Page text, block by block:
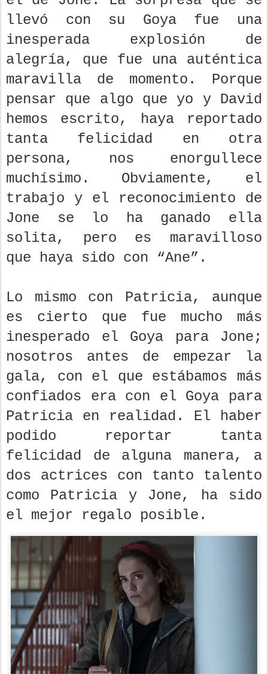
llevó con su Goya fue una
inesperada explosión de
alegría, que fue una auténtica
maravilla de momento. Porque
pensar que algo que yo y David
hemos escrito, haya reportado
tanta felicidad en otra
persona, nos enorgullece
muchísimo. Obviamente, el
trabajo y el reconocimiento de
Jone se lo ha ganado ella
solita, pero es maravilloso
que haya sido con “Ane”.
Lo mismo con Patricia, aunque
es cierto que fue mucho más
inesperado el Goya para Jone;
nosotros antes de empezar la
gala, con el que estábamos más
confiados era con el Goya para
Patricia en realidad. El haber
podido reportar tanta
felicidad de alguna manera, a
dos actrices con tanto talento
como Patricia y Jone, ha sido
el mejor regalo posible.